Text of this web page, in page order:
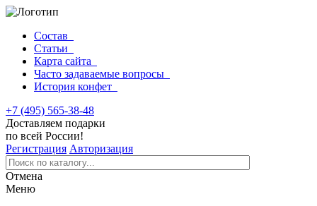
Состав
Статьи
Карта сайта
Часто задаваемые вопросы
История конфет
+7 (495) 565-38-48
Доставляем подарки
по всей России!
Регистрация Авторизация
Отмена
Меню